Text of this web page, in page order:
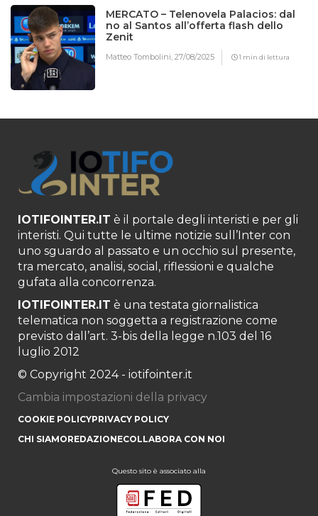
MERCATO – Telenovela Palacios: dal
no al Santos all’offerta flash dello
Zenit
Matteo Tombolini,27/08/2025 1 min di lettura
IOTIFOINTER.IT è il portale degli interisti e per gli
interisti. Qui tutte le ultime notizie sull’Inter con
uno sguardo al passato e un occhio sul presente,
tra mercato, analisi, social, riflessioni e qualche
gufata alla concorrenza.
IOTIFOINTER.IT è una testata giornalistica
telematica non soggetta a registrazione come
previsto dall’art. 3-bis della legge n.103 del 16
luglio 2012
© Copyright 2024 - iotifointer.it
Cambia impostazioni della privacy
COOKIE POLICYPRIVACY POLICY
CHI SIAMOREDAZIONECOLLABORA CON NOI
Questo sito è associato alla